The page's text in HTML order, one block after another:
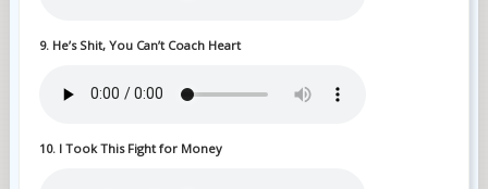
9. He’s Shit, You Can’t Coach Heart
10. I Took This Fight for Money